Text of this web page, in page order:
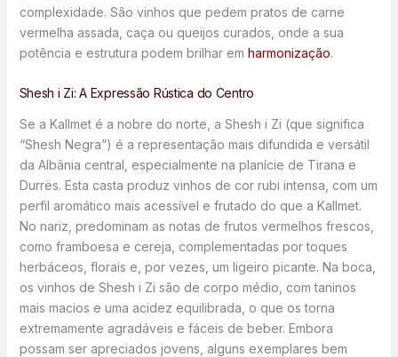
complexidade. São vinhos que pedem pratos de carne
vermelha assada, caça ou queijos curados, onde a sua
potência e estrutura podem brilhar em harmonização.
Shesh i Zi: A Expressão Rústica do Centro
Se a Kallmet é a nobre do norte, a Shesh i Zi (que significa
“Shesh Negra”) é a representação mais difundida e versátil
da Albânia central, especialmente na planície de Tirana e
Durrës. Esta casta produz vinhos de cor rubi intensa, com um
perfil aromático mais acessível e frutado do que a Kallmet.
No nariz, predominam as notas de frutos vermelhos frescos,
como framboesa e cereja, complementadas por toques
herbáceos, florais e, por vezes, um ligeiro picante. Na boca,
os vinhos de Shesh i Zi são de corpo médio, com taninos
mais macios e uma acidez equilibrada, o que os torna
extremamente agradáveis e fáceis de beber. Embora
possam ser apreciados jovens, alguns exemplares bem